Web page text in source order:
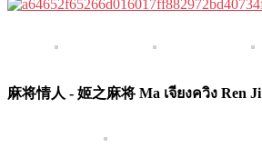
麻将情人 - 姬之麻将 Ma เจียงควิง Ren